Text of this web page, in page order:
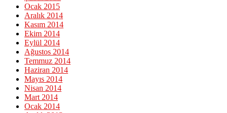
Ocak 2015
Aralık 2014
Kasım 2014
Ekim 2014
Eylül 2014
Ağustos 2014
Temmuz 2014
Haziran 2014
Mayıs 2014
Nisan 2014
Mart 2014
Ocak 2014